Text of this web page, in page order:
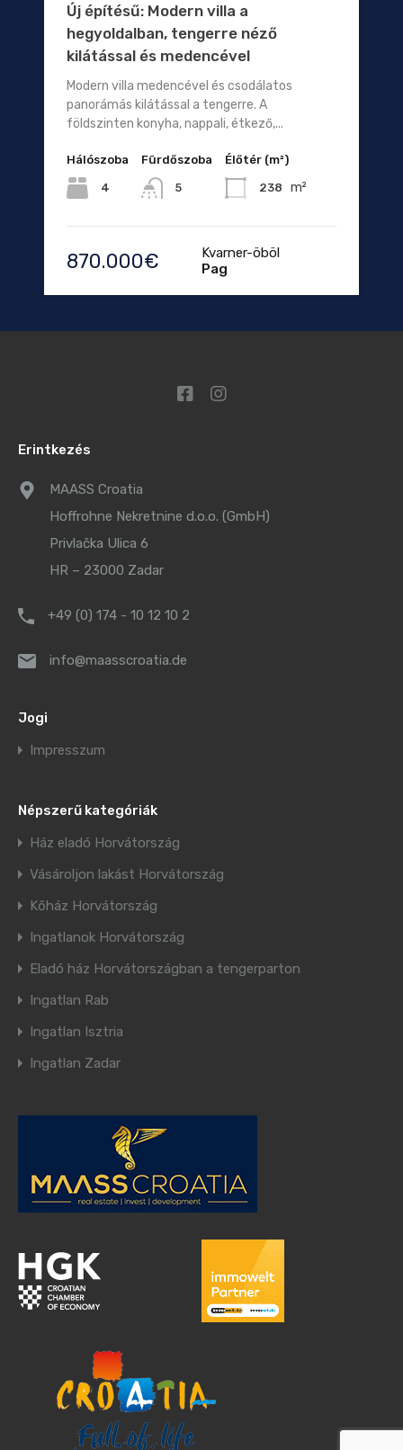
Új építésű: Modern villa a
hegyoldalban, tengerre néző
kilátással és medencével
Modern villa medencével és csodálatos
panorámás kilátással a tengerre. A
földszinten konyha, nappali, étkező,...
Hálószoba
4
Fürdőszoba
5
Élőtér (m²)
238 m²
870.000€
Kvarner-öböl
Pag
Erintkezés
MAASS Croatia
Hoffrohne Nekretnine d.o.o. (GmbH)
Privlačka Ulica 6
HR – 23000 Zadar
+49 (0) 174 - 10 12 10 2
info@maasscroatia.de
Jogi
Impresszum
Népszerű kategóriák
Ház eladó Horvátország
Vásároljon lakást Horvátország
Kőház Horvátország
Ingatlanok Horvátország
Eladó ház Horvátországban a tengerparton
Ingatlan Rab
Ingatlan Isztria
Ingatlan Zadar